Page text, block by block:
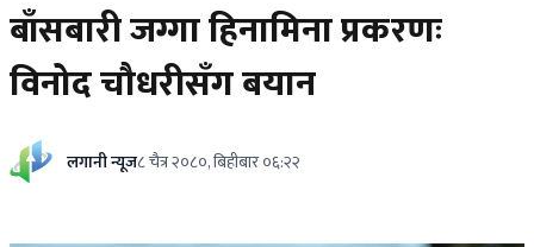
बाँसबारी जग्गा हिनामिना प्रकरणः
विनोद चौधरीसँग बयान
लगानी न्यूज८ चैत्र २०८०, बिहीबार ०६:२२